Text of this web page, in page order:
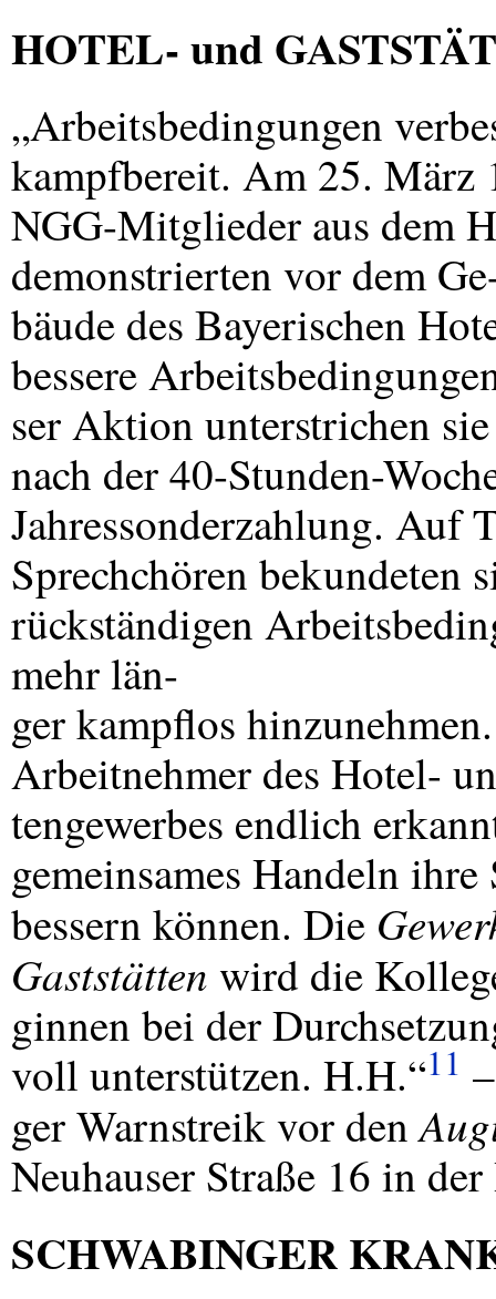
HOTEL- und
„Arbeitsbedingungen
kampfbereit. Am 25. März
NGG-Mitglieder aus dem
demonstrierten vor dem
bäude des Bayerischen
bessere
ser Aktion unterstrichen
nach der 40-Stunden-
Jahressonderzahlung. Auf
Sprechchören bekundeten
rückständigen
mehr län-
ger kampflos
Arbeitnehmer des Hotel-
tengewerbes endlich
gemeinsames Handeln
bessern können. Die
Gaststätten wird die
ginnen bei der
voll unterstützen. H.H.“11
ger Warnstreik vor den
Neuhauser Straße 16 in
SCHWABINGER